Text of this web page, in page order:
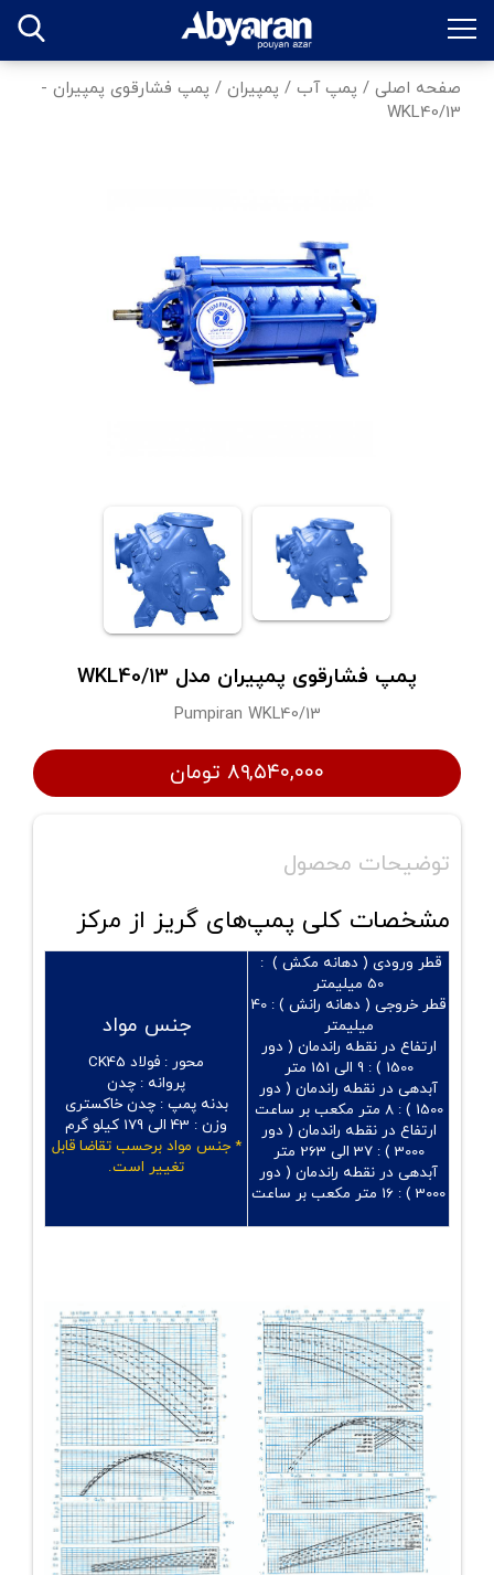
صفحه اصلی / پمپ آب / پمپیران / پمپ فشارقوی پمپیران -
WKL40/13
پمپ فشارقوی پمپیران مدل WKL40/13
Pumpiran WKL40/13
۸۹,۵۴۰,۰۰۰ تومان
توضیحات محصول
مشخصات کلی پمپ‌های گریز از مرکز
قطر ورودی ( دهانه مکش ) :
50 میلیمتر
قطر خروجی ( دهانه رانش ) : 40
میلیمتر
ارتفاع در نقطه راندمان ( دور
1500 ) :
9 الی 151 متر
آبدهی در نقطه راندمان ( دور
1500 ) :
8 متر مکعب بر ساعت
ارتفاع در نقطه راندمان ( دور
3000 ) :
37 الی 263 متر
آبدهی در نقطه راندمان ( دور
3000 ) :
16 متر مکعب بر ساعت
جنس مواد
محور : فولاد CK45
پروانه : چدن
بدنه پمپ :چدن خاکستری
وزن : 43 الی 179 کیلو گرم
* جنس مواد برحسب تقاضا قابل
تغییر است.